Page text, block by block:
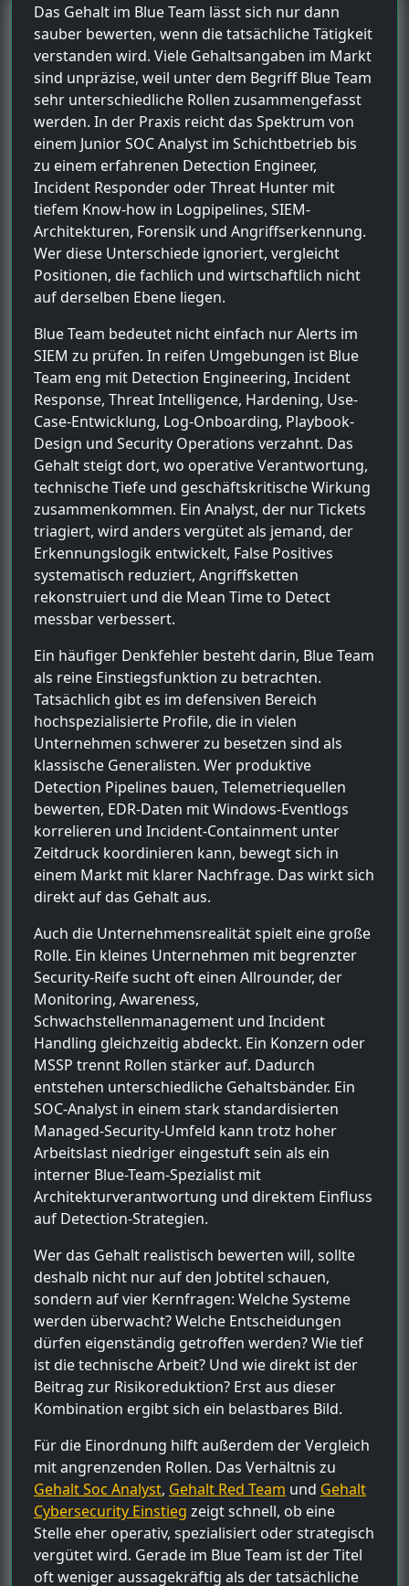
Das Gehalt im Blue Team lässt sich nur dann
sauber bewerten, wenn die tatsächliche Tätigkeit
verstanden wird. Viele Gehaltsangaben im Markt
sind unpräzise, weil unter dem Begriff Blue Team
sehr unterschiedliche Rollen zusammengefasst
werden. In der Praxis reicht das Spektrum von
einem Junior SOC Analyst im Schichtbetrieb bis
zu einem erfahrenen Detection Engineer,
Incident Responder oder Threat Hunter mit
tiefem Know-how in Logpipelines, SIEM-
Architekturen, Forensik und Angriffserkennung.
Wer diese Unterschiede ignoriert, vergleicht
Positionen, die fachlich und wirtschaftlich nicht
auf derselben Ebene liegen.
Blue Team bedeutet nicht einfach nur Alerts im
SIEM zu prüfen. In reifen Umgebungen ist Blue
Team eng mit Detection Engineering, Incident
Response, Threat Intelligence, Hardening, Use-
Case-Entwicklung, Log-Onboarding, Playbook-
Design und Security Operations verzahnt. Das
Gehalt steigt dort, wo operative Verantwortung,
technische Tiefe und geschäftskritische Wirkung
zusammenkommen. Ein Analyst, der nur Tickets
triagiert, wird anders vergütet als jemand, der
Erkennungslogik entwickelt, False Positives
systematisch reduziert, Angriffsketten
rekonstruiert und die Mean Time to Detect
messbar verbessert.
Ein häufiger Denkfehler besteht darin, Blue Team
als reine Einstiegsfunktion zu betrachten.
Tatsächlich gibt es im defensiven Bereich
hochspezialisierte Profile, die in vielen
Unternehmen schwerer zu besetzen sind als
klassische Generalisten. Wer produktive
Detection Pipelines bauen, Telemetriequellen
bewerten, EDR-Daten mit Windows-Eventlogs
korrelieren und Incident-Containment unter
Zeitdruck koordinieren kann, bewegt sich in
einem Markt mit klarer Nachfrage. Das wirkt sich
direkt auf das Gehalt aus.
Auch die Unternehmensrealität spielt eine große
Rolle. Ein kleines Unternehmen mit begrenzter
Security-Reife sucht oft einen Allrounder, der
Monitoring, Awareness,
Schwachstellenmanagement und Incident
Handling gleichzeitig abdeckt. Ein Konzern oder
MSSP trennt Rollen stärker auf. Dadurch
entstehen unterschiedliche Gehaltsbänder. Ein
SOC-Analyst in einem stark standardisierten
Managed-Security-Umfeld kann trotz hoher
Arbeitslast niedriger eingestuft sein als ein
interner Blue-Team-Spezialist mit
Architekturverantwortung und direktem Einfluss
auf Detection-Strategien.
Wer das Gehalt realistisch bewerten will, sollte
deshalb nicht nur auf den Jobtitel schauen,
sondern auf vier Kernfragen: Welche Systeme
werden überwacht? Welche Entscheidungen
dürfen eigenständig getroffen werden? Wie tief
ist die technische Arbeit? Und wie direkt ist der
Beitrag zur Risikoreduktion? Erst aus dieser
Kombination ergibt sich ein belastbares Bild.
Für die Einordnung hilft außerdem der Vergleich
mit angrenzenden Rollen. Das Verhältnis zu
Gehalt Soc Analyst, Gehalt Red Team und Gehalt
Cybersecurity Einstieg zeigt schnell, ob eine
Stelle eher operativ, spezialisiert oder strategisch
vergütet wird. Gerade im Blue Team ist der Titel
oft weniger aussagekräftig als der tatsächliche